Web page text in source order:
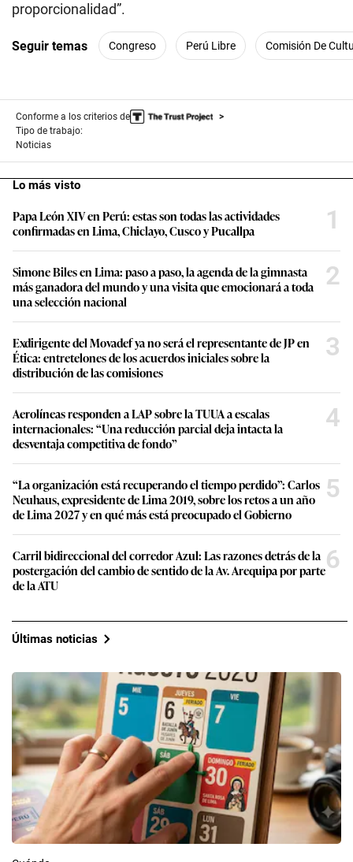
proporcionalidad”.
Seguir temas Congreso Perú Libre Comisión De
Conforme a los criterios de
Tipo de trabajo:
Noticias
Lo más visto
Papa León XIV en Perú: estas son todas las actividades
confirmadas en Lima, Chiclayo, Cusco y Pucallpa
1
Simone Biles en Lima: paso a paso, la agenda de la gimnasta
más ganadora del mundo y una visita que emocionará a toda
una selección nacional
2
Exdirigente del Movadef ya no será el representante de JP en
Ética: entretelones de los acuerdos iniciales sobre la
distribución de las comisiones
3
Aerolíneas responden a LAP sobre la TUUA a escalas
internacionales: “Una reducción parcial deja intacta la
desventaja competitiva de fondo”
4
“La organización está recuperando el tiempo perdido”: Carlos
Neuhaus, expresidente de Lima 2019, sobre los retos a un año
de Lima 2027 y en qué más está preocupado el Gobierno
5
Carril bidireccional del corredor Azul: Las razones detrás de la
postergación del cambio de sentido de la Av. Arequipa por parte
de la ATU
6
Últimas noticias